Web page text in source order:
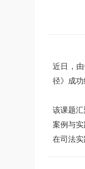
近日，
径》成功
该课题
案例与
在司法实